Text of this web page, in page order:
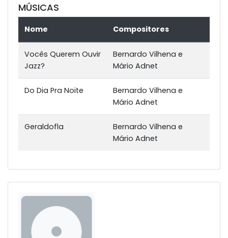
MÚSICAS
Nome Compositores
Vocês Querem Ouvir
Jazz?
Bernardo Vilhena e
Mário Adnet
Do Dia Pra Noite
Bernardo Vilhena e
Mário Adnet
Geraldofla
Bernardo Vilhena e
Mário Adnet